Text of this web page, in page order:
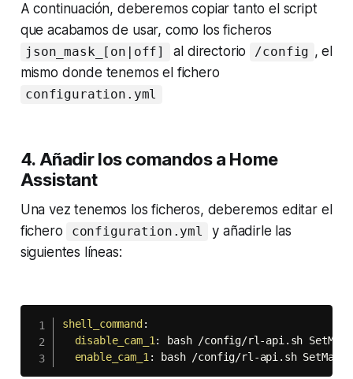
A continuación, deberemos copiar tanto el script
que acabamos de usar, como los ficheros
json_mask_[on|off] al directorio /config , el
mismo donde tenemos el fichero
configuration.yml
4. Añadir los comandos a Home
Assistant
Una vez tenemos los ficheros, deberemos editar el
fichero
configuration.yml
y añadirle las
siguientes líneas:
shell_command :
disable_cam_1 : bash /config/rl -api.sh
enable_cam_1 : bash /config/rl -api.sh